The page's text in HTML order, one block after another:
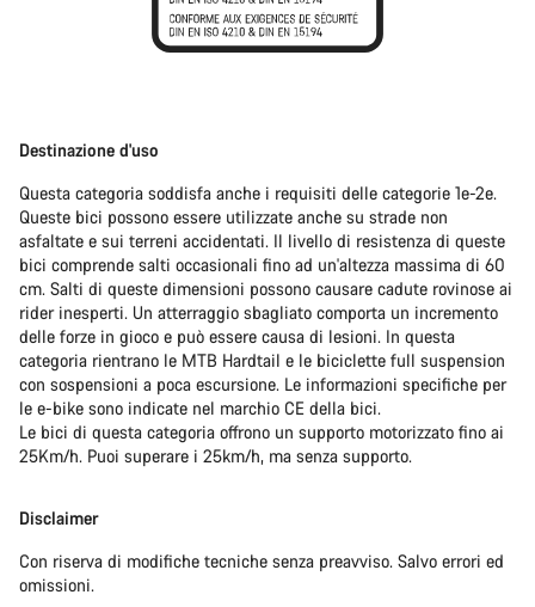
Destinazione d'uso
Questa categoria soddisfa anche i requisiti delle categorie 1e-2e.
Queste bici possono essere utilizzate anche su strade non
asfaltate e sui terreni accidentati. Il livello di resistenza di queste
bici comprende salti occasionali fino ad un'altezza massima di 60
cm. Salti di queste dimensioni possono causare cadute rovinose ai
rider inesperti. Un atterraggio sbagliato comporta un incremento
delle forze in gioco e può essere causa di lesioni. In questa
categoria rientrano le MTB Hardtail e le biciclette full suspension
con sospensioni a poca escursione. Le informazioni specifiche per
le e-bike sono indicate nel marchio CE della bici.
Le bici di questa categoria offrono un supporto motorizzato fino ai
25Km/h. Puoi superare i 25km/h, ma senza supporto.
Disclaimer
Con riserva di modifiche tecniche senza preavviso. Salvo errori ed
omissioni.